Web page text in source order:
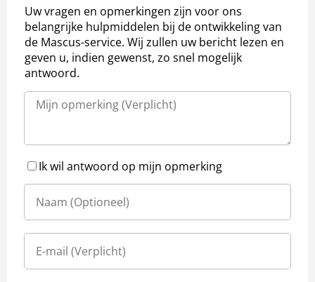
Uw vragen en opmerkingen zijn voor ons
belangrijke hulpmiddelen bij de ontwikkeling van
de Mascus-service. Wij zullen uw bericht lezen en
geven u, indien gewenst, zo snel mogelijk
antwoord.
Ik wil antwoord op mijn opmerking